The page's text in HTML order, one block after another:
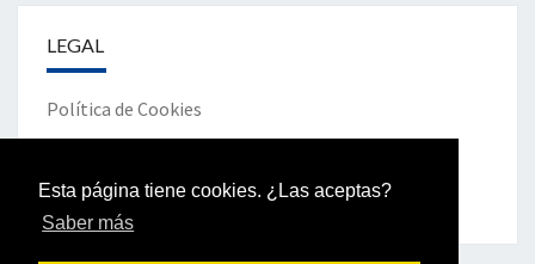
Esta página tiene cookies. ¿Las aceptas?
Saber más
LEGAL
Política de Cookies